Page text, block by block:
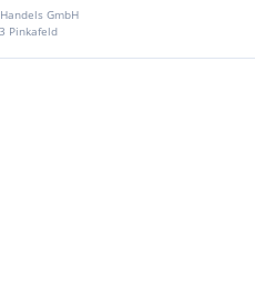
GmbH
Pinkafeld